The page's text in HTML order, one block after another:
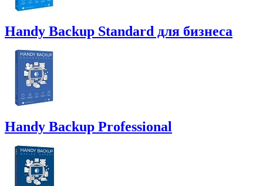
Handy Backup Standard для бизнеса
Handy Backup Professional